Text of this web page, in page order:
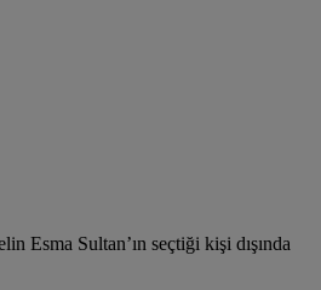
Esma Sultan’ın seçtiği kişi dışında